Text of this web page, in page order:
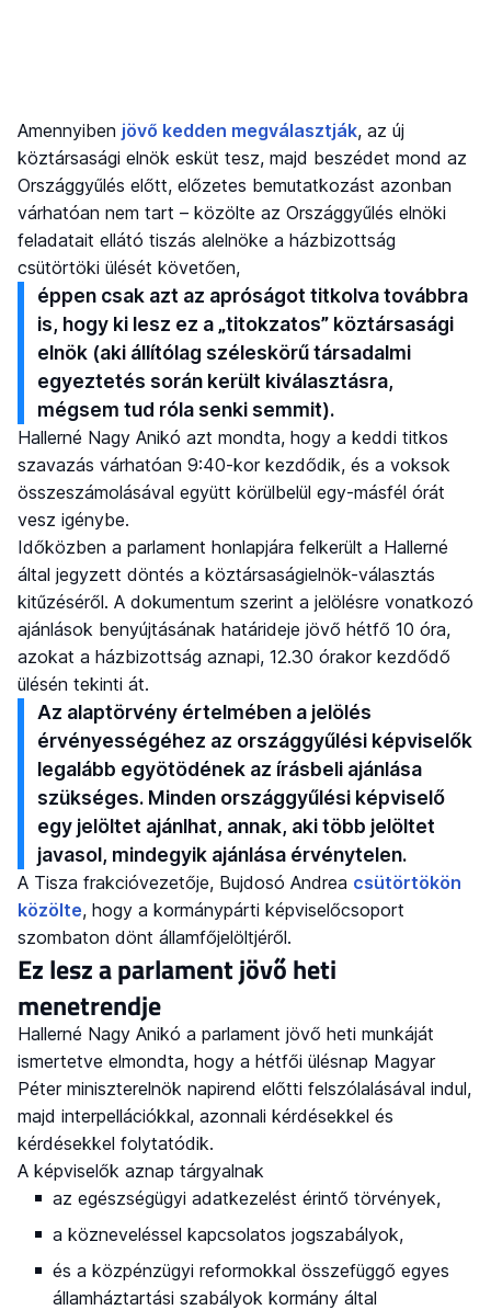
Amennyiben jövő kedden megválasztják, az új
köztársasági elnök esküt tesz, majd beszédet mond az
Országgyűlés előtt, előzetes bemutatkozást azonban
várhatóan nem tart – közölte az Országgyűlés elnöki
feladatait ellátó tiszás alelnöke a házbizottság
csütörtöki ülését követően,
éppen csak azt az apróságot titkolva továbbra
is, hogy ki lesz ez a „titokzatos” köztársasági
elnök (aki állítólag széleskörű társadalmi
egyeztetés során került kiválasztásra,
mégsem tud róla senki semmit).
Hallerné Nagy Anikó azt mondta, hogy a keddi titkos
szavazás várhatóan 9:40-kor kezdődik, és a voksok
összeszámolásával együtt körülbelül egy-másfél órát
vesz igénybe.
Időközben a parlament honlapjára felkerült a Hallerné
által jegyzett döntés a köztársaságielnök-választás
kitűzéséről. A dokumentum szerint a jelölésre vonatkozó
ajánlások benyújtásának határideje jövő hétfő 10 óra,
azokat a házbizottság aznapi, 12.30 órakor kezdődő
ülésén tekinti át.
Az alaptörvény értelmében a jelölés
érvényességéhez az országgyűlési képviselők
legalább egyötödének az írásbeli ajánlása
szükséges. Minden országgyűlési képviselő
egy jelöltet ajánlhat, annak, aki több jelöltet
javasol, mindegyik ajánlása érvénytelen.
A Tisza frakcióvezetője, Bujdosó Andrea csütörtökön
közölte, hogy a kormánypárti képviselőcsoport
szombaton dönt államfőjelöltjéről.
Ez lesz a parlament jövő heti
menetrendje
Hallerné Nagy Anikó a parlament jövő heti munkáját
ismertetve elmondta, hogy a hétfői ülésnap Magyar
Péter miniszterelnök napirend előtti felszólalásával indul,
majd interpellációkkal, azonnali kérdésekkel és
kérdésekkel folytatódik.
A képviselők aznap tárgyalnak
az egészségügyi adatkezelést érintő törvények,
a közneveléssel kapcsolatos jogszabályok,
és a közpénzügyi reformokkal összefüggő egyes
államháztartási szabályok kormány által